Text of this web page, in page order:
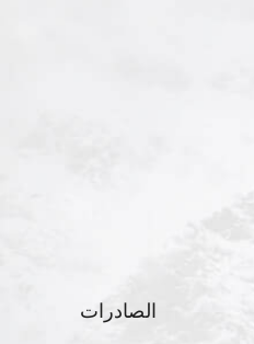
الصادرات